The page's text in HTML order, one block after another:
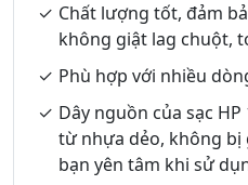
Chất lượng tốt, đảm
không giật lag chuột,
Phù hợp với nhiều
Dây nguồn của sạc
từ nhựa dẻo, không bị
bạn yên tâm khi sử